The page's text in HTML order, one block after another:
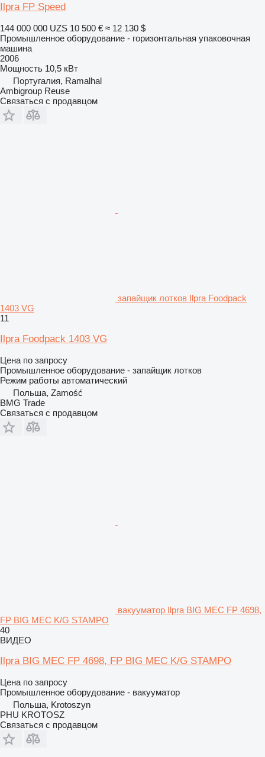
Ilpra FP Speed
144 000 000 UZS 10 500 € ≈ 12 130 $
Промышленное оборудование - горизонтальная упаковочная
машина
2006
Мощность 10,5 кВт
Португалия, Ramalhal
Ambigroup Reuse
Связаться с продавцом
запайщик лотков Ilpra Foodpack
1403 VG
11
Ilpra Foodpack 1403 VG
Цена по запросу
Промышленное оборудование - запайщик лотков
Режим работы автоматический
Польша, Zamość
BMG Trade
Связаться с продавцом
вакууматор Ilpra BIG MEC FP 4698,
FP BIG MEC K/G STAMPO
40
ВИДЕО
Ilpra BIG MEC FP 4698, FP BIG MEC K/G STAMPO
Цена по запросу
Промышленное оборудование - вакууматор
Польша, Krotoszyn
PHU KROTOSZ
Связаться с продавцом